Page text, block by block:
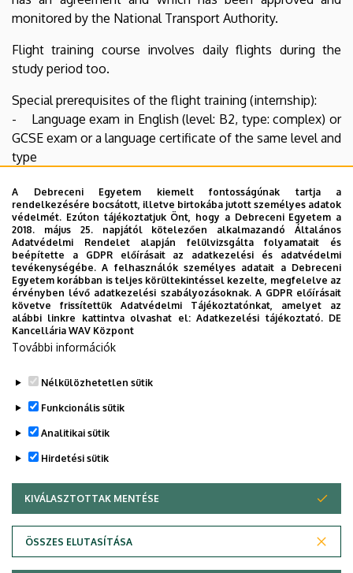
monitored by the National Transport Authority.
Flight training course involves daily flights during the
study period too.
Special prerequisites of the flight training (internship):
- Language exam in English (level: B2, type: complex) or
GCSE exam or a language certificate of the same level and
type
(EU) No. 1178/2011 (03/11/2011) Medical (MED)
Requirements.
Pre-requisite of Summer flight training
A student is allowed to complete a flight training during
the summer time if he/she has fulfilled Basics of Aviation
I and Basics of Aviation II courses int he previous spring
semseter.
Legutóbbi frissítés: 2022. 07. 22. 13:39
Adatvédelem
A Debreceni Egyetem kiemelt fontosságúnak tartja a
rendelkezésére bocsátott, illetve birtokába jutott személyes adatok
védelmét. Ezúton tájékoztatjuk Önt, hogy a Debreceni Egyetem a
2018. május 25. napjától kötelezően alkalmazandó Általános
Adatvédelmi Rendelet alapján felülvizsgálta folyamatait és
beépítette a GDPR előírásait az adatkezelési és adatvédelmi
tevékenységébe. A felhasználók személyes adatait a Debreceni
Egyetem korábban is teljes körültekintéssel kezelte, megfelelve az
érvényben lévő adatkezelési szabályozásoknak. A GDPR előírásait
követve frissítettük Adatvédelmi Tájékoztatónkat, amelyet az
alábbi linkre kattintva olvashat el:Adatkezelési tájékoztató. DE
Kancellária WAV Központ
További információk
Nélkülözhetetlen sütik
Funkcionális sütik
Analitikai sütik
Hirdetési sütik
KIVÁLASZTOTTAK MENTÉSE
ÖSSZES ELUTASÍTÁSA
WITHDRAW CONSENT